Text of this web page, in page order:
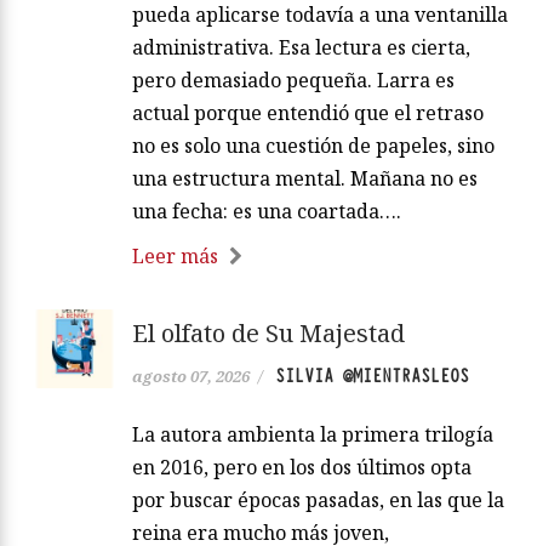
pueda aplicarse todavía a una ventanilla
administrativa. Esa lectura es cierta,
pero demasiado pequeña. Larra es
actual porque entendió que el retraso
no es solo una cuestión de papeles, sino
una estructura mental. Mañana no es
una fecha: es una coartada….
Leer más
El olfato de Su Majestad
agosto 07, 2026 / SILVIA @MIENTRASLEOS
La autora ambienta la primera trilogía
en 2016, pero en los dos últimos opta
por buscar épocas pasadas, en las que la
reina era mucho más joven,